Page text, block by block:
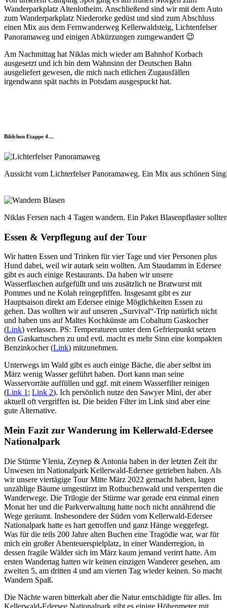
Wanderparkplatz Altenlotheim. Anschließend sind wir mit dem Auto
zum Wanderparkplatz Niederorke gedüst und sind zum Abschluss
einen Mix aus dem Fernwanderweg Kellerwaldsteig, Lichtenfelser
Panoramaweg und einigen Abkürzungen zumgewandert 😉
Am Nachmittag hat Niklas mich wieder am Bahnhof Korbach
ausgesetzt und ich bin dem Wahnsinn der Deutschen Bahn
ausgeliefert gewesen, die mich nach etlichen Zugausfällen
irgendwann spät nachts in Potsdam ausgespuckt hat.
Bildchen Etappe 4…
Aussicht vom Lichterfelser Panoramaweg. Ein Mix aus schönen
Niklas Fersen nach 4 Tagen wandern. Ein Paket Blasenpflaster
Essen & Verpflegung auf der Tour
Wir hatten Essen und Trinken für vier Tage und vier Personen plus
Hund dabei, weil wir autark sein wollten. Am Staudamm in Edersee
gibt es auch einige Restaurants. Da haben wir unsere
Wasserflaschen aufgefüllt und uns zusätzlich ne Bratwurst mit
Pommes und ne Kolah reingepfiffen. Insgesamt gibt es zur
Hauptsaison direkt am Edersee einige Möglichkeiten Essen zu
gehen. Das wollten wir auf unseren „Survival“-Trip natürlich nicht
und haben uns auf Maltes Kochkünste am Cobaltum Gaskocher
(Link) verlassen. PS: Temperaturen unter dem Gefrierpunkt setzen
den Gaskartuschen zu und evtl. macht es mehr Sinn eine kompakten
Benzinkocher (Link) mitzunehmen.
Unterwegs im Wald gibt es auch einige Bäche, die aber selbst im
März wenig Wasser geführt haben. Dort kann man seine
Wasservorräte auffüllen und ggf. mit einem Wasserfilter reinigen
(Link 1; Link 2). Ich persönlich nutze den Sawyer Mini, der aber
aktuell oft vergriffen ist. Die beiden Filter im Link sind aber eine
gute Alternative.
Mein Fazit zur Wanderung im Kellerwald-Edersee
Nationalpark
Die Stürme Ylenia, Zeynep & Antonia haben in der letzten Zeit ihr
Unwesen im Nationalpark Kellerwald-Edersee getrieben haben. Als
wir unsere viertägige Tour Mitte März 2022 gemacht haben, lagen
unzählige Bäume umgestürzt im Rotbuchenwald und versperrten die
Wanderwege. Die Trilogie der Stürme war gerade erst einmal einen
Monat her und die Parkverwaltung hatte noch nicht annährend die
Wege geräumt. Insbesondere der Süden vom Kellerwald-Edersee
Nationalpark hatte es hart getroffen und ganz Hänge weggefegt.
Was für die teils 200 Jahre alten Buchen eine Tragödie war, war für
mich ein großer Abenteuerspielplatz, in einer Wanderregion, in
dessen fragile Wälder sich im März kaum jemand verirrt hatte. Am
ersten Wandertag hatten wir keinen einzigen Wanderer gesehen, am
zweiten 5, am dritten 4 und am vierten Tag wieder keinen. So macht
Wandern Spaß.
Die Nächte waren bitterkalt aber die Natur entschädigte für alles. Im
Kellerwald-Edersee Nationalpark gibt es einige Höhenmeter mit